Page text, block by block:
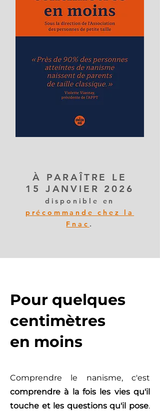
À PARAÎTRE LE
15 JANVIER 2026
disponible en
précommande chez la
Fnac .
Pour quelques
centimètres
en moins
Comprendre le nanisme, c'est
comprendre à la fois les vies qu'il
touche et les questions qu'il pose.